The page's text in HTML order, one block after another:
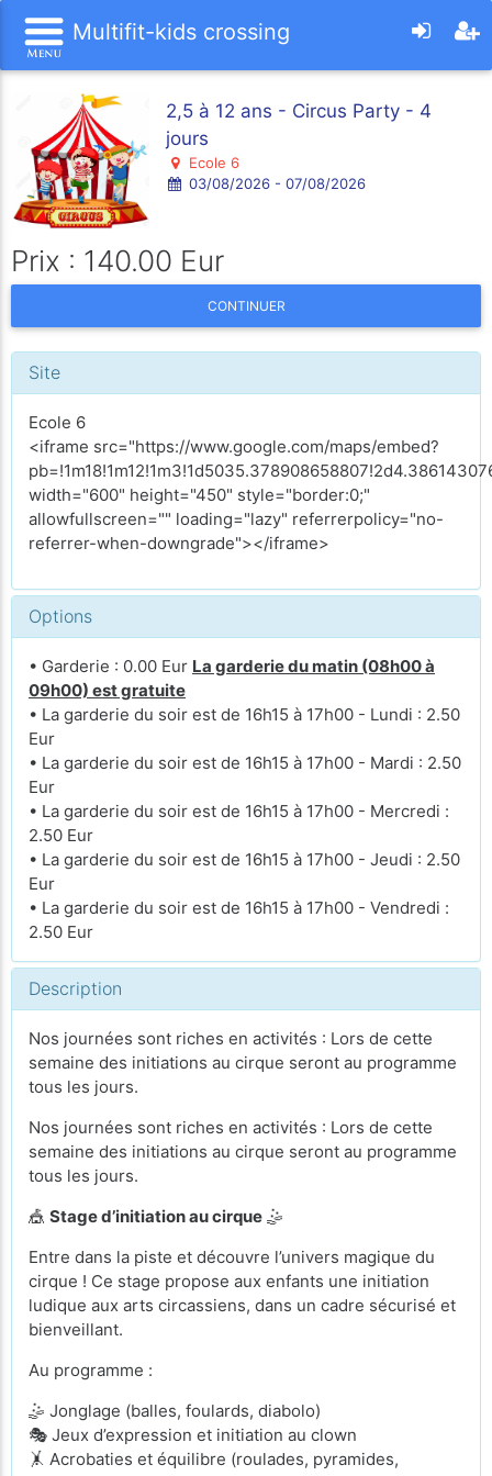
Multifit-kids crossing
2,5 à 12 ans - Circus Party - 4
jours
Ecole 6
03/08/2026 - 07/08/2026
Prix : 140.00 Eur
CONTINUER
Site
Ecole 6
<iframe src="https://www.google.com/maps/embed?
width="600" height="450" style="border:0;"
allowfullscreen="" loading="lazy" referrerpolicy="no-
referrer-when-downgrade"></iframe>
Options
• Garderie : 0.00 Eur La garderie du matin (08h00 à
09h00) est gratuite
• La garderie du soir est de 16h15 à 17h00 - Lundi : 2.50
Eur
• La garderie du soir est de 16h15 à 17h00 - Mardi : 2.50
Eur
• La garderie du soir est de 16h15 à 17h00 - Mercredi :
2.50 Eur
• La garderie du soir est de 16h15 à 17h00 - Jeudi : 2.50
Eur
• La garderie du soir est de 16h15 à 17h00 - Vendredi :
2.50 Eur
Description
Nos journées sont riches en activités : Lors de cette
semaine des initiations au cirque seront au programme
tous les jours.
Nos journées sont riches en activités : Lors de cette
semaine des initiations au cirque seront au programme
tous les jours.
🎪 Stage d’initiation au cirque 🤹
Entre dans la piste et découvre l’univers magique du
cirque ! Ce stage propose aux enfants une initiation
ludique aux arts circassiens, dans un cadre sécurisé et
bienveillant.
Au programme :
🤹 Jonglage (balles, foulards, diabolo)
🎭 Jeux d’expression et initiation au clown
🤸 Acrobaties et équilibre (roulades, pyramides,